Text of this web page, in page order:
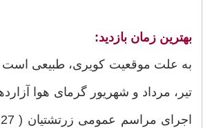
بهترین زمان بازدید:
به علت موقعیت کویری، طبیعی است
تیر، مرداد و شهریور گرمای هوا